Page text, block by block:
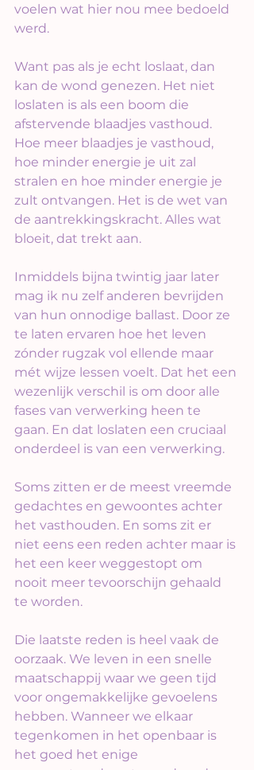
voelen wat hier nou mee bedoeld
werd.
Want pas als je echt loslaat, dan
kan de wond genezen. Het niet
loslaten is als een boom die
afstervende blaadjes vasthoud.
Hoe meer blaadjes je vasthoud,
hoe minder energie je uit zal
stralen en hoe minder energie je
zult ontvangen. Het is de wet van
de aantrekkingskracht. Alles wat
bloeit, dat trekt aan.
Inmiddels bijna twintig jaar later
mag ik nu zelf anderen bevrijden
van hun onnodige ballast. Door ze
te laten ervaren hoe het leven
zónder rugzak vol ellende maar
mét wijze lessen voelt. Dat het een
wezenlijk verschil is om door alle
fases van verwerking heen te
gaan. En dat loslaten een cruciaal
onderdeel is van een verwerking.
Soms zitten er de meest vreemde
gedachtes en gewoontes achter
het vasthouden. En soms zit er
niet eens een reden achter maar is
het een keer weggestopt om
nooit meer tevoorschijn gehaald
te worden.
Die laatste reden is heel vaak de
oorzaak. We leven in een snelle
maatschappij waar we geen tijd
voor ongemakkelijke gevoelens
hebben. Wanneer we elkaar
tegenkomen in het openbaar is
het goed het enige